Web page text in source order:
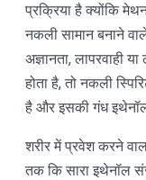
प्रक्रिया है क्योंकि
नकली सामान बनाने
अज्ञानता, लापरवाही
होता है, तो नकली
है और इसकी गंध इथेनॉल
शरीर में प्रवेश करने
तक कि सारा इथेनॉल